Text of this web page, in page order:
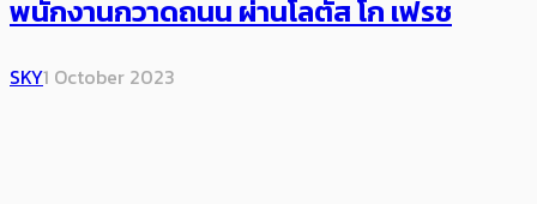
พนักงานกวาดถนน ผ่านโลตัส โก เฟรช
SKY1 October 2023